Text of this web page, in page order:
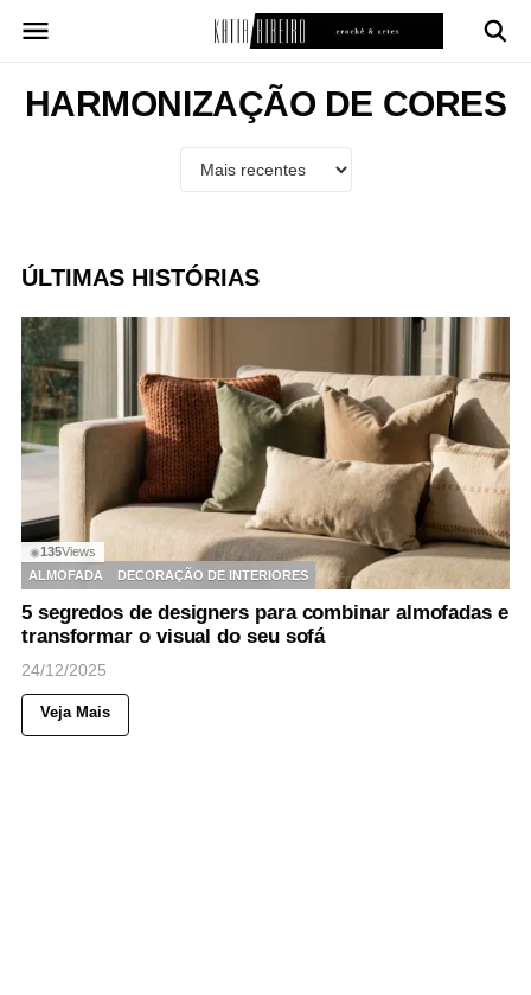
para
conteúdo
HARMONIZAÇÃO DE CORES
ÚLTIMAS HISTÓRIAS
◉135Views
ALMOFADA
DECORAÇÃO DE INTERIORES
5 segredos de designers para combinar almofadas e
transformar o visual do seu sofá
24/12/2025
Veja Mais